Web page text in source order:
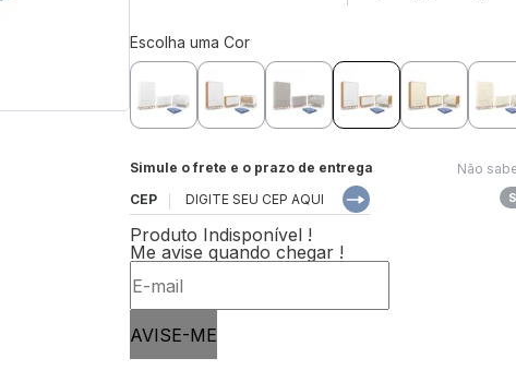
Escolha uma Cor
Simule o frete e o prazo de entrega
CEP
Não
Produto Indisponível !
Me avise quando chegar !
AVISE-ME